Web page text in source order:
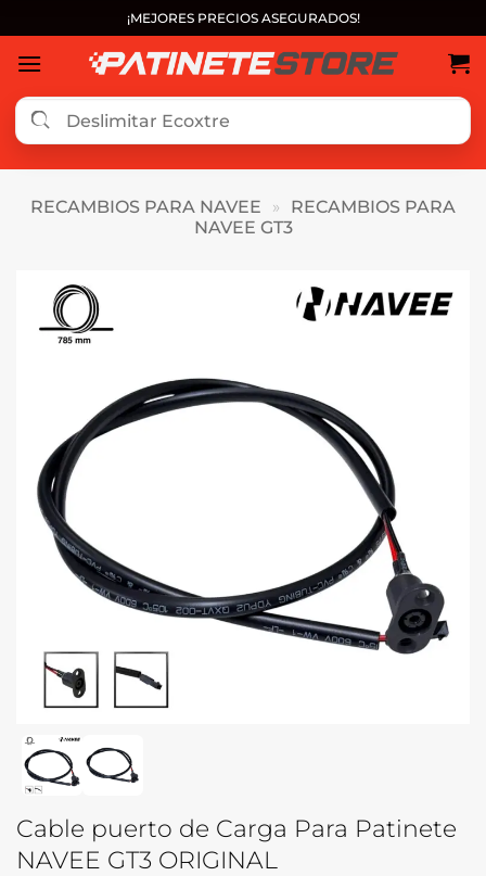
al
contenido
¡MEJORES PRECIOS ASEGURADOS!
RECAMBIOS PARA NAVEE »
RECAMBIOS PARA
NAVEE GT3
Cable puerto de Carga Para Patinete
NAVEE GT3 ORIGINAL